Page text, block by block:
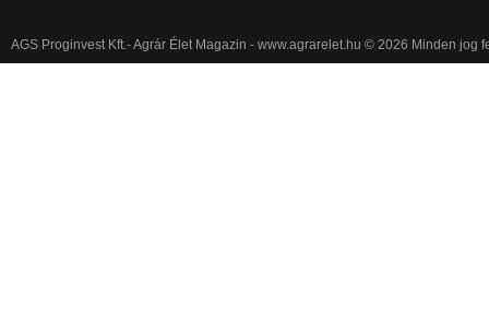
AGS Proginvest Kft.- Agrár Élet Magazin - www.agrarelet.hu © 2026 Minden jog